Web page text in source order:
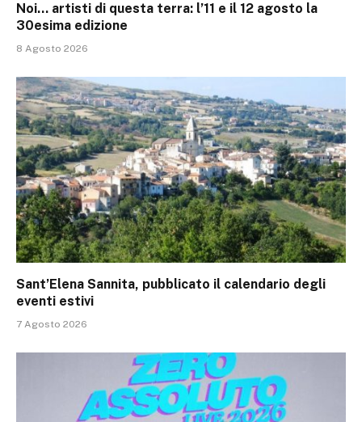
Noi… artisti di questa terra: l’11 e il 12 agosto la
30esima edizione
8 Agosto 2026
Sant’Elena Sannita, pubblicato il calendario degli
eventi estivi
7 Agosto 2026